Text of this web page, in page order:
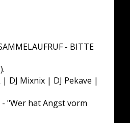
- BITTE
DJ Mixnix | DJ Pekave |
"Wer hat Angst vorm